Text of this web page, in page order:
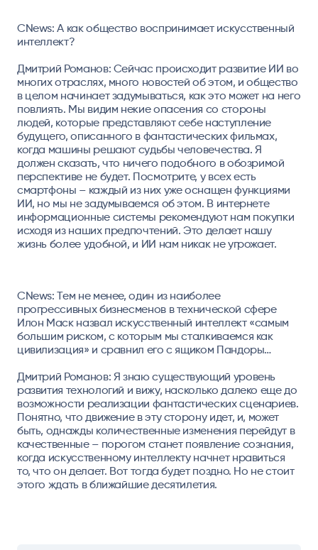
CNews: А как общество воспринимает искусственный
интеллект?
Дмитрий Романов: Сейчас происходит развитие ИИ во
многих отраслях, много новостей об этом, и общество
в целом начинает задумываться, как это может на него
повлиять. Мы видим некие опасения со стороны
людей, которые представляют себе наступление
будущего, описанного в фантастических фильмах,
когда машины решают судьбы человечества. Я
должен сказать, что ничего подобного в обозримой
перспективе не будет. Посмотрите, у всех есть
смартфоны – каждый из них уже оснащен функциями
ИИ, но мы не задумываемся об этом. В интернете
информационные системы рекомендуют нам покупки
исходя из наших предпочтений. Это делает нашу
жизнь более удобной, и ИИ нам никак не угрожает.
CNews: Тем не менее, один из наиболее
прогрессивных бизнесменов в технической сфере
Илон Маск назвал искусственный интеллект «самым
большим риском, с которым мы сталкиваемся как
цивилизация» и сравнил его с ящиком Пандоры…
Дмитрий Романов: Я знаю существующий уровень
развития технологий и вижу, насколько далеко еще до
возможности реализации фантастических сценариев.
Понятно, что движение в эту сторону идет, и, может
быть, однажды количественные изменения перейдут в
качественные – порогом станет появление сознания,
когда искусственному интеллекту начнет нравиться
то, что он делает. Вот тогда будет поздно. Но не стоит
этого ждать в ближайшие десятилетия.